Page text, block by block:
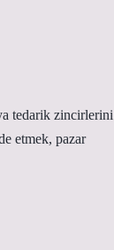
tedarik zincirlerini
etmek, pazar